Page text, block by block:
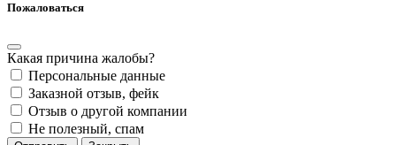
Пожаловаться
Какая причина жалобы?
Персональные данные
Заказной отзыв, фейк
Отзыв о другой компании
Не полезный, спам